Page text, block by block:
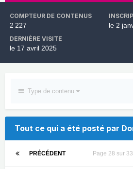
COMPTEUR DE CONTENUS
2 227 le 2
DERNIÈRE VISITE
le 17 avril 2025
Type de contenu
Tout ce qui a été posté par
PRÉCÉDENT Page 28 sur 33